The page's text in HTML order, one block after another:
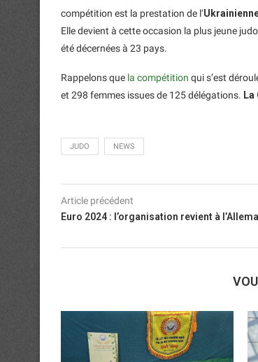
compétition est la prestation de l’
Elle devient à cette occasion la plus jeune
été décernées à 23 pays.
Rappelons que la compétition qui s’est
et 298 femmes issues de 125 délégations.
JUDO NEWS
Article précédent
Euro 2024 : l’organisation revient à